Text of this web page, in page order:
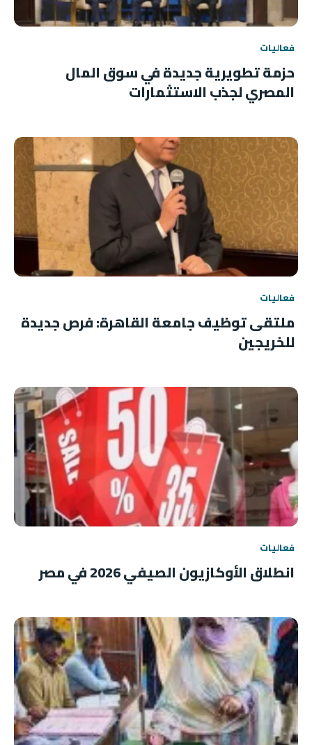
فعاليات
حزمة تطويرية جديدة في سوق المال
المصري لجذب الاستثمارات
فعاليات
ملتقى توظيف جامعة القاهرة: فرص جديدة
للخريجين
فعاليات
انطلاق الأوكازيون الصيفي 2026 في مصر